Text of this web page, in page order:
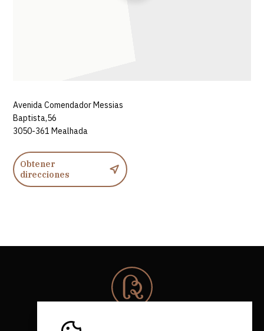
Avenida Comendador Messias
Baptista,56
3050-361 Mealhada
Obtener
direcciones